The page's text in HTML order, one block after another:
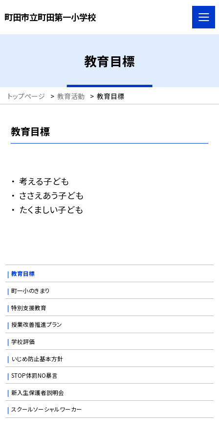
町田市立町田第一小学校
教育目標
トップページ > 教育活動 > 教育目標
教育目標
考える子ども
ささえあう子ども
たくましい子ども
教育目標
町一小のきまり
特別支援教育
授業改善推進プラン
学校評価
いじめ防止基本方針
STOP体罰NO暴言
新入生保護者説明会
スクールソーシャルワーカー